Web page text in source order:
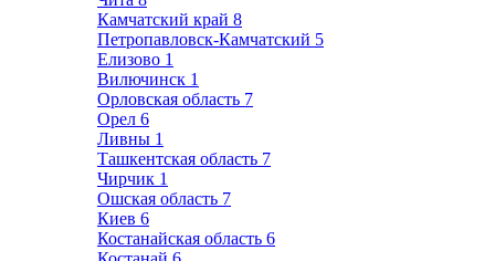
Камчатский край 8
Петропавловск-Камчатский 5
Елизово 1
Вилючинск 1
Орловская область 7
Орел 6
Ливны 1
Ташкентская область 7
Чирчик 1
Ошская область 7
Киев 6
Костанайская область 6